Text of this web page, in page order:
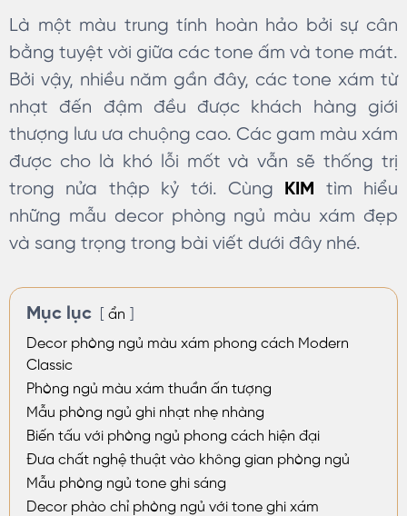
Là một màu trung tính hoàn hảo bởi sự cân
bằng tuyệt vời giữa các tone ấm và tone mát.
Bởi vậy, nhiều năm gần đây, các tone xám từ
nhạt đến đậm đều được khách hàng giới
thượng lưu ưa chuộng cao. Các gam màu xám
được cho là khó lỗi mốt và vẫn sẽ thống trị
trong nửa thập kỷ tới. Cùng
KIM
tìm hiểu
những mẫu decor phòng ngủ màu xám đẹp
và sang trọng trong bài viết dưới đây nhé.
Mục lục
ẩn
Decor phòng ngủ màu xám phong cách Modern
Classic
Phòng ngủ màu xám thuần ấn tượng
Mẫu phòng ngủ ghi nhạt nhẹ nhàng
Biến tấu với phòng ngủ phong cách hiện đại
Đưa chất nghệ thuật vào không gian phòng ngủ
Mẫu phòng ngủ tone ghi sáng
Decor phào chỉ phòng ngủ với tone ghi xám